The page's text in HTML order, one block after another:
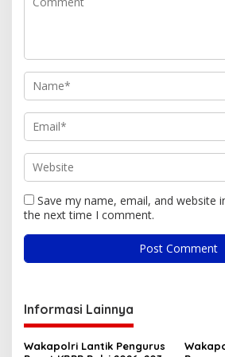
Save my name, email, and website
the next time I comment.
Informasi Lainnya
Wakapolri Lantik Pengurus